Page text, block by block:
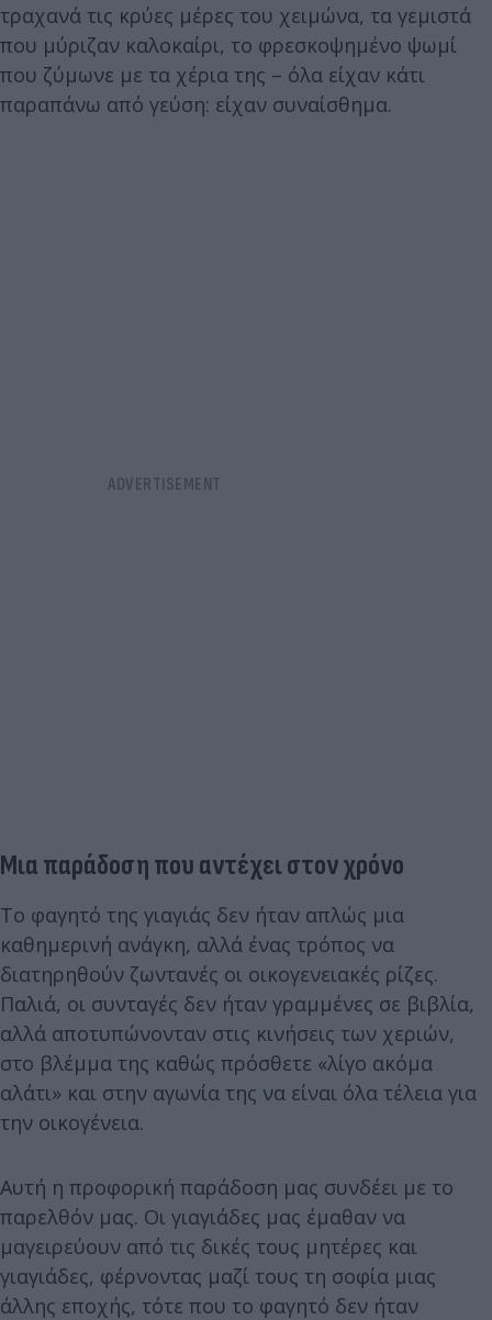
τραχανά τις κρύες μέρες του χειμώνα, τα γεμιστά
που μύριζαν καλοκαίρι, το φρεσκοψημένο ψωμί
που ζύμωνε με τα χέρια της – όλα είχαν κάτι
παραπάνω από γεύση: είχαν συναίσθημα.
Μια παράδοση που αντέχει στον χρόνο
Το φαγητό της γιαγιάς δεν ήταν απλώς μια
καθημερινή ανάγκη, αλλά ένας τρόπος να
διατηρηθούν ζωντανές οι οικογενειακές ρίζες.
Παλιά, οι συνταγές δεν ήταν γραμμένες σε βιβλία,
αλλά αποτυπώνονταν στις κινήσεις των χεριών,
στο βλέμμα της καθώς πρόσθετε «λίγο ακόμα
αλάτι» και στην αγωνία της να είναι όλα τέλεια για
την οικογένεια.
Αυτή η προφορική παράδοση μας συνδέει με το
παρελθόν μας. Οι γιαγιάδες μας έμαθαν να
μαγειρεύουν από τις δικές τους μητέρες και
γιαγιάδες, φέρνοντας μαζί τους τη σοφία μιας
άλλης εποχής, τότε που το φαγητό δεν ήταν